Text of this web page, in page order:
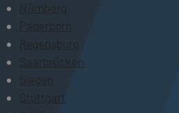
Nürnberg
Paderborn
Regensburg
Saarbrücken
Siegen
Stuttgart